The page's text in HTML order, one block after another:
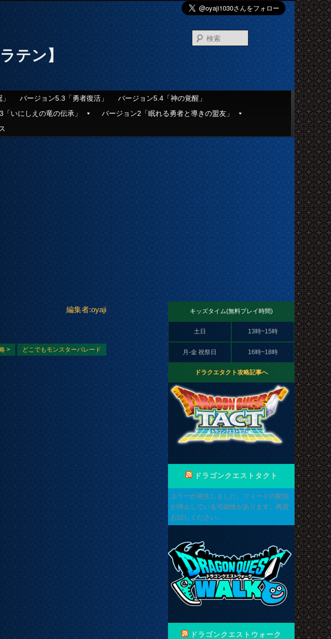
テン】
索
バージョン5.3「勇者復活」
バージョン5.4「神の覚醒」
「いにしえの竜の伝承」
バージョン2「眠れる勇者と導きの盟友」
編集者:oyaji
> どこでもモンスターパレード
キッズタイム(無料プレイ時間)
土日 13時~15時
月-金 祝祭日 16時~18時
ドラクエタクト攻略記事へ
ドラゴンクエストタクト
エラーが発生しました。フィードの配信
が停止している可能性があります。再度
お試しください。
ドラゴンクエストウォーク